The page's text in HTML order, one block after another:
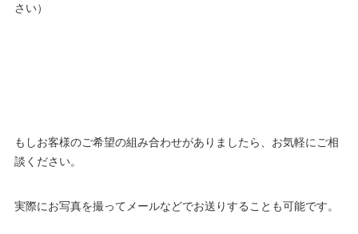
さい）
もしお客様のご希望の組み合わせがありましたら、お気軽にご相
談ください。
実際にお写真を撮ってメールなどでお送りすることも可能です。